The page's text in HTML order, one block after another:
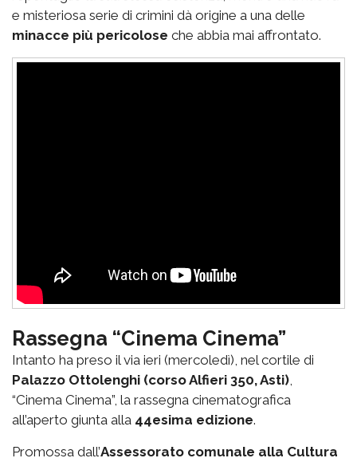
e misteriosa serie di crimini dà origine a una delle
minacce più pericolose che abbia mai affrontato.
Rassegna “Cinema Cinema”
Intanto ha preso il via ieri (mercoledì), nel cortile di
Palazzo Ottolenghi (corso Alfieri 350, Asti)
“Cinema Cinema”, la rassegna cinematografica
all’aperto giunta alla 44esima edizione.
Promossa dall’Assessorato comunale alla Cultura